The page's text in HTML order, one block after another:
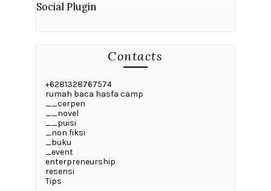
Social Plugin
Contacts
+6281328767574
rumah baca hasfa camp
__cerpen
__novel
__puisi
_non fiksi
_buku
_event
enterpreneurship
resensi
Tips